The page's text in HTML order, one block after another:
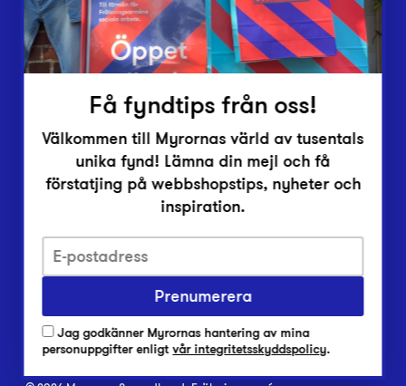
Om Myrorna
Lediga jobb
Pressrum
Integritetsskyddspolicy
Har du frågor om onlineköp, leverans eller retur?
Har du frågor om vår verksamhet?
Vanliga frågor om Myrorna
Få fyndtips från oss!
Välkommen till Myrornas värld av tusentals
unika fynd! Lämna din mejl och få
förstatjing på webbshopstips, nyheter och
inspiration.
Prenumerera
Jag godkänner Myrornas hantering av mina
personuppgifter enligtvår integritetsskyddspolicy.